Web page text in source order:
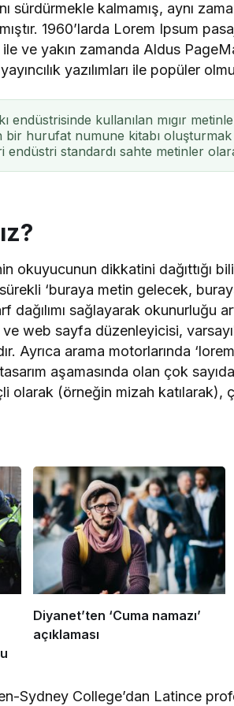
sürdürmekle kalmamış, aynı
1960’larda Lorem Ipsum
ile ve yakın zamanda Aldus
yazılımları ile popüler
endüstrisinde kullanılan mıgır
bir hurufat numune kitabı
endüstri standardı sahte metinler
okuyucunun dikkatini dağıttığı
‘buraya metin gelecek,
dağılımı sağlayarak okunurluğu
ve web sayfa düzenleyicisi,
Ayrıca arama motorlarında
aşamasında olan çok
olarak (örneğin mizah katılarak),
Diyanet’ten ‘Cuma namazı’
açıklaması
Sydney College’dan Latince